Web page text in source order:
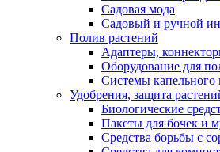
Садовая мода
Садовый и ручной
Полив растений
Адаптеры,
Оборудование для
Системы капельного
Удобрения, защита
Биологические
Пакеты для бочек и
Средства борьбы с